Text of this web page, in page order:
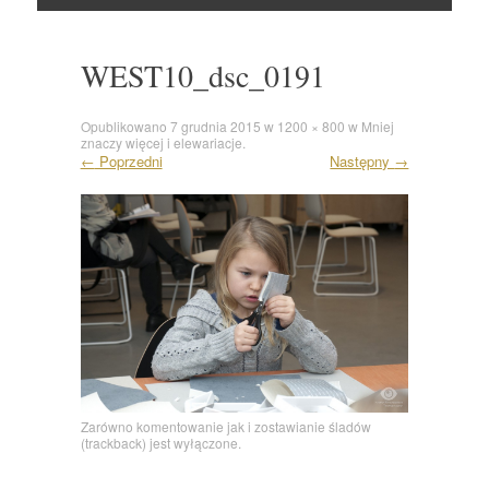
WEST10_dsc_0191
Opublikowano 7 grudnia 2015 w 1200 × 800 w Mniej
znaczy więcej i elewariacje.
← Poprzedni Następny →
Zarówno komentowanie jak i zostawianie śladów
(trackback) jest wyłączone.